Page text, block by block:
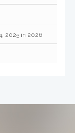
2025 in 2026